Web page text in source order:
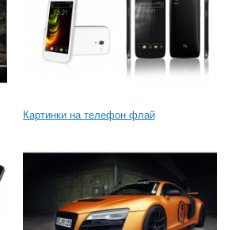
Картинки на телефон флай